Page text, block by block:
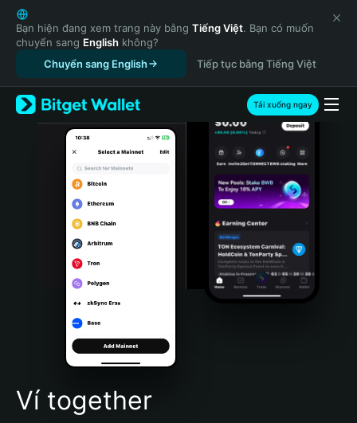
English
日本語
Tiếng Việt
Русский
Español (Latinoamérica)
Türkçe
Italiano
Português (Portugal)
Bahasa Indonesia
Português (Brasil)
Español (Argentina)
Bạn hiện đang xem trang này bằng Tiếng Việt. Bạn có muốn
chuyển sang English không?
Chuyển sang English
Tiếp tục bằng Tiếng Việt
Tải xuống ngay
Ví together